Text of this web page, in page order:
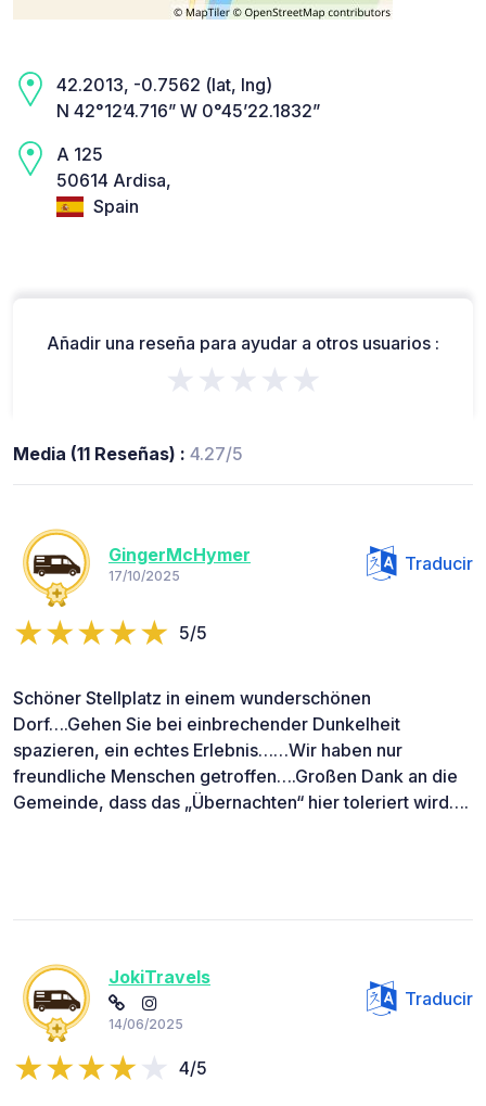
42.2013, -0.7562 (lat, lng)
N 42°12’4.716” W 0°45’22.1832”
A 125
50614 Ardisa,
Spain
Añadir una reseña para ayudar a otros usuarios :
★★★★★
Media (11 Reseñas) : 4.27/5
GingerMcHymer
17/10/2025
Traducir
5/5
Schöner Stellplatz in einem wunderschönen
Dorf….Gehen Sie bei einbrechender Dunkelheit
spazieren, ein echtes Erlebnis……Wir haben nur
freundliche Menschen getroffen….Großen Dank an die
Gemeinde, dass das „Übernachten“ hier toleriert wird….
JokiTravels
14/06/2025
Traducir
4/5